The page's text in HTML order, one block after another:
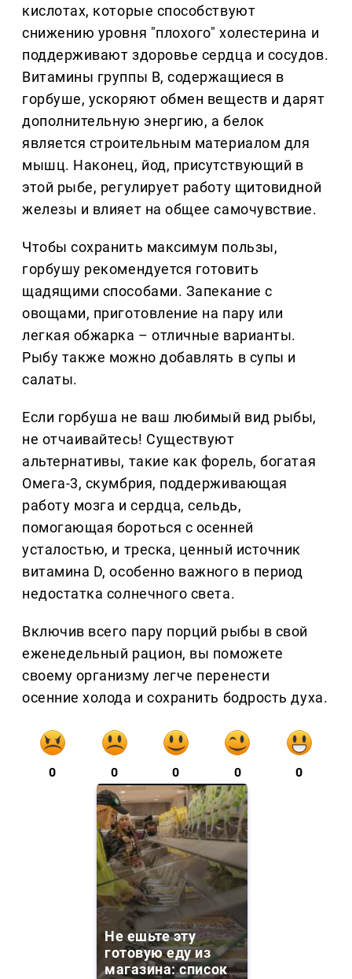
кислотах, которые способствуют
снижению уровня "плохого" холестерина и
поддерживают здоровье сердца и сосудов.
Витамины группы B, содержащиеся в
горбуше, ускоряют обмен веществ и дарят
дополнительную энергию, а белок
является строительным материалом для
мышц. Наконец, йод, присутствующий в
этой рыбе, регулирует работу щитовидной
железы и влияет на общее самочувствие.
Чтобы сохранить максимум пользы,
горбушу рекомендуется готовить
щадящими способами. Запекание с
овощами, приготовление на пару или
легкая обжарка – отличные варианты.
Рыбу также можно добавлять в супы и
салаты.
Если горбуша не ваш любимый вид рыбы,
не отчаивайтесь! Существуют
альтернативы, такие как форель, богатая
Омега-3, скумбрия, поддерживающая
работу мозга и сердца, сельдь,
помогающая бороться с осенней
усталостью, и треска, ценный источник
витамина D, особенно важного в период
недостатка солнечного света.
Включив всего пару порций рыбы в свой
еженедельный рацион, вы поможете
своему организму легче перенести
осенние холода и сохранить бодрость духа.
0 0 0 0 0
Не ешьте эту
готовую еду из
магазина: список